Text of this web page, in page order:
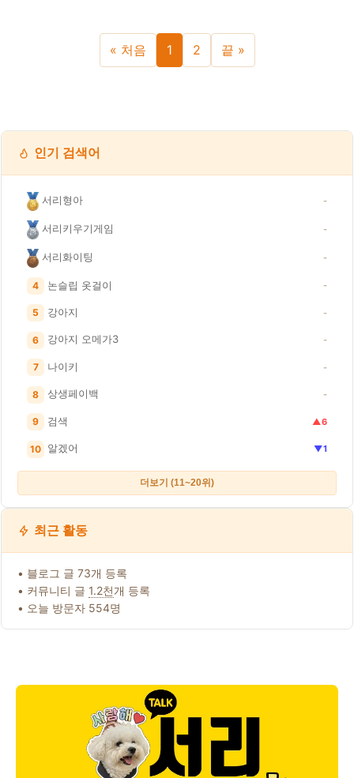
« 처음 1 2 끝 »
인기 검색어
서리형아 -
서리키우기게임 -
서리화이팅 -
4 논슬립 옷걸이 -
5 강아지 -
6 강아지 오메가3 -
7 나이키 -
8 상생페이백 -
9 검색 ▲6
10 알겠어 ▼1
더보기 (11~20위)
최근 활동
• 블로그 글 73개 등록
• 커뮤니티 글 1.2천개 등록
• 오늘 방문자 554명